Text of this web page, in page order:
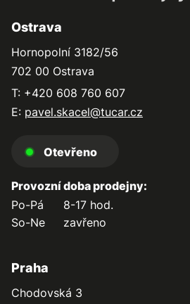
Ostrava
Hornopolní 3182/56
702 00 Ostrava
T: +420 608 760 607
E: pavel.skacel@tucar.cz
Otevřeno
Provozní doba prodejny:
Po-Pá
8-17 hod.
So-Ne
zavřeno
Praha
Chodovská 3